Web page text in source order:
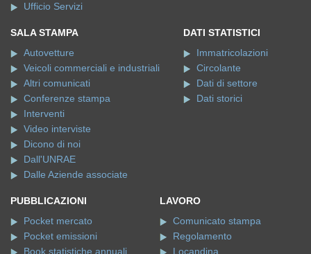
Ufficio Servizi
SALA STAMPA
Autovetture
Veicoli commerciali e industriali
Altri comunicati
Conferenze stampa
Interventi
Video interviste
Dicono di noi
Dall'UNRAE
Dalle Aziende associate
DATI STATISTICI
Immatricolazioni
Circolante
Dati di settore
Dati storici
PUBBLICAZIONI
Pocket mercato
Pocket emissioni
Book statistiche annuali
LAVORO
Comunicato stampa
Regolamento
Locandina